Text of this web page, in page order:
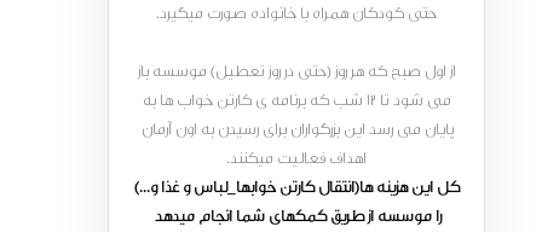
حتی کودکان همراه با خانواده صورت میگیرد.
از اول صبح که هر روز (حتی در روز تعطیل) موسسه باز
می شود تا 12 شب که برنامه ی کارتن خواب ها به
پایان می رسد این بزرگواران برای رسیدن به اون آرمان
اهداف فعالیت میکنند.
کل این هزینه ها(انتقال کارتن خوابها_لباس و غذا و...)
را موسسه از طریق کمکهای شما انجام میدهد